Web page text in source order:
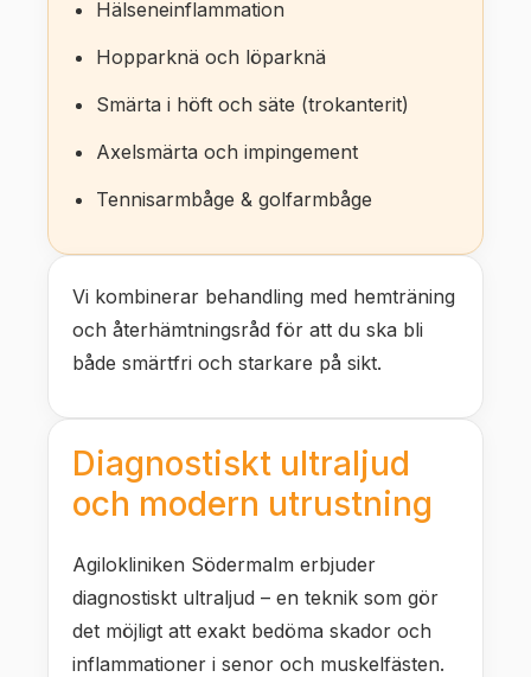
Hälseneinflammation
Hopparknä och löparknä
Smärta i höft och säte (trokanterit)
Axelsmärta och impingement
Tennisarmbåge & golfarmbåge
Vi kombinerar behandling med hemträning
och återhämtningsråd för att du ska bli
både smärtfri och starkare på sikt.
Diagnostiskt ultraljud
och modern utrustning
Agilokliniken Södermalm erbjuder
diagnostiskt ultraljud – en teknik som gör
det möjligt att exakt bedöma skador och
inflammationer i senor och muskelfästen.